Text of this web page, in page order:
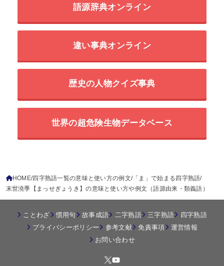
語源辞典オンライン
違い事典オンライン
歴史の人物クイズ事典
世界の超危険生物データベース
HOME 四字熟語一覧の意味と使い方の例文 「ま」で始まる四字熟語
末世澆季【まっせぎょうき】の意味と使い方や例文（語源由来・類義語）
ことわざ 慣用句 故事成語 二字熟語 三字熟語
四字熟語
プライバシーポリシー
参考文献 免責事項
運営情報
お問い合わせ